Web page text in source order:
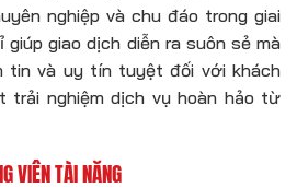
nghiệp và chu đáo trong giai
giúp giao dịch diễn ra suôn sẻ mà
tin và uy tín tuyệt đối với khách
trải nghiệm dịch vụ hoàn hảo từ
VIÊN TÀI NĂNG